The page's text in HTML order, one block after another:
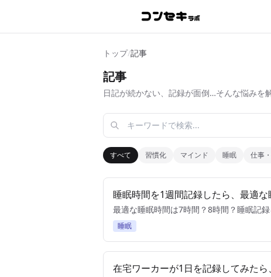
トップ/記事
記事
日記が続かない、記録が面倒…そんな悩みを
すべて 習慣化 マインド 睡眠 仕事
睡眠時間を1週間記録したら、最適な
最適な睡眠時間は7時間？8時間？睡眠記
睡眠
在宅ワーカーが1日を記録してみた